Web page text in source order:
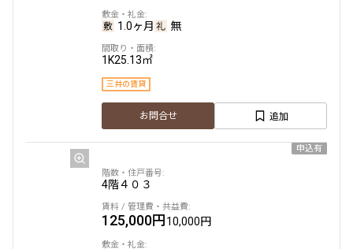
1.0ヶ月 無
1K25.13㎡
三井の賃貸
お問合せ 追加
申込有
4階４０３
125,000円10,000円